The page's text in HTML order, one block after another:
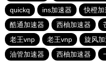
quickq
ins加速器 快橙加
酷通加速器
西柚加速器
老王vnp
老王vnp 旋风
油管加速器
西柚加速器